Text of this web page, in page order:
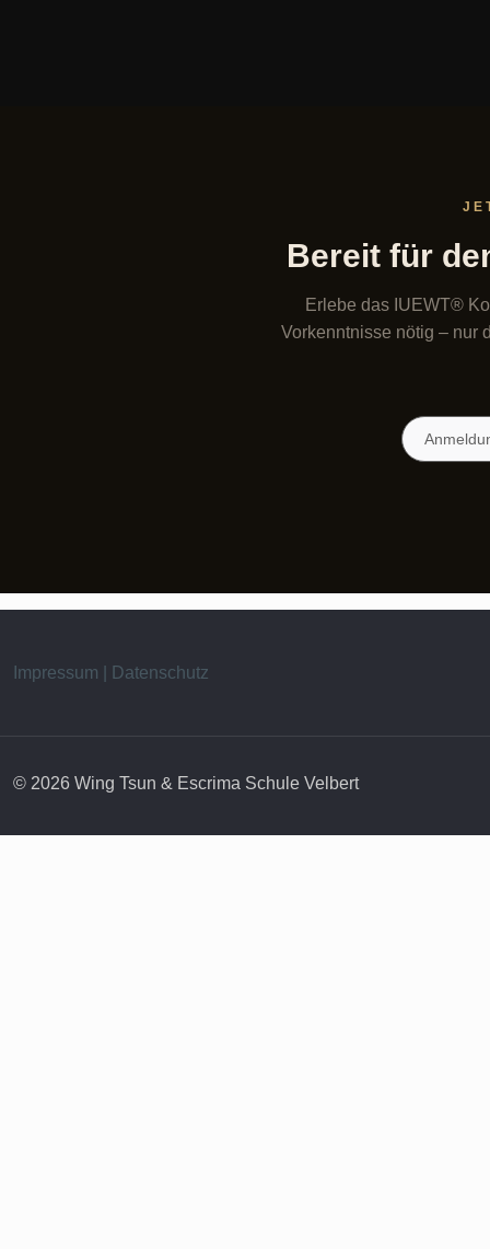
Bereit für
Erlebe das IUEWT®
Vorkenntnisse nötig – nur
Impressum | Datenschutz
© 2026 Wing Tsun & Escrima Schule Velbert